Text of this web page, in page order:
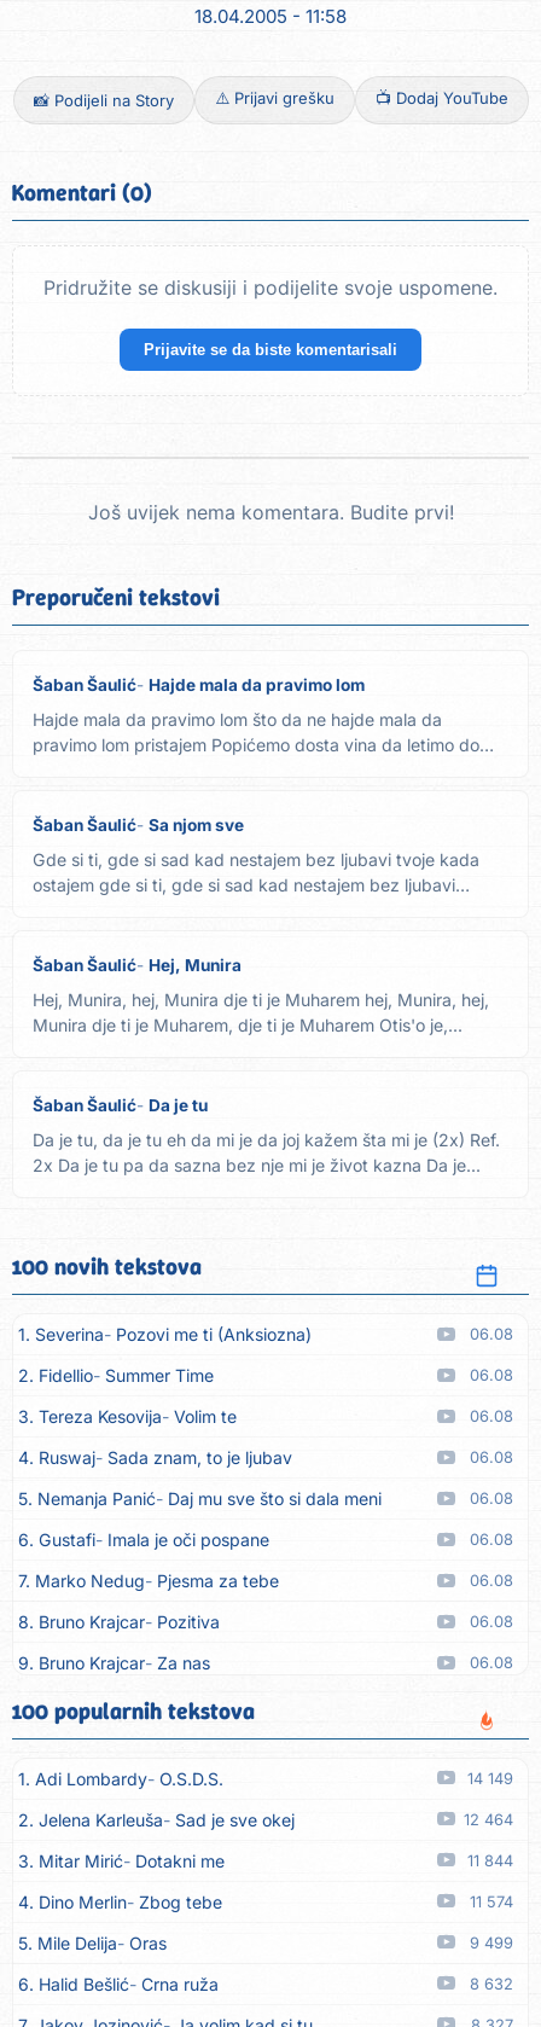
18.04.2005 - 11:58
📸 Podijeli na Story ⚠️ Prijavi grešku 📺 Dodaj YouTube
Komentari (0)
Pridružite se diskusiji i podijelite svoje uspomene.
Prijavite se da biste komentarisali
Još uvijek nema komentara. Budite prvi!
Preporučeni tekstovi
Šaban Šaulić Hajde mala da pravimo lom
Hajde mala da pravimo lom što da ne hajde mala da
pravimo lom pristajem Popićemo dosta vina da letimo do
Šaban Šaulić Sa njom sve
Gde si ti, gde si sad kad nestajem bez ljubavi tvoje kada
ostajem gde si ti, gde si sad kad nestajem bez ljubavi
Šaban Šaulić Hej, Munira
Hej, Munira, hej, Munira dje ti je Muharem hej, Munira, hej,
Munira dje ti je Muharem, dje ti je Muharem Otis'o je,...
Šaban Šaulić Da je tu
Da je tu, da je tu eh da mi je da joj kažem šta mi je (2x) Ref.
2x Da je tu pa da sazna bez nje mi je život kazna Da je...
100 novih tekstova
1. Severina Pozovi me ti (Anksiozna) 06.08
2. Fidellio Summer Time 06.08
3. Tereza Kesovija Volim te 06.08
4. Ruswaj Sada znam, to je ljubav 06.08
5. Nemanja Panić Daj mu sve što si dala meni 06.08
6. Gustafi Imala je oči pospane 06.08
7. Marko Nedug Pjesma za tebe 06.08
8. Bruno Krajcar Pozitiva 06.08
9. Bruno Krajcar Za nas 06.08
10. Tereza Kesovija Da li ću moći
11. Lidija Bačić Neka se vino toči (Nazdravlje) 06.08
12. Karin Kuljanić Nisi zavridel 06.08
13. Tamara Brusić Nigdi ni lipo ko doma 06.08
14. Tamara Brusić Biž´mo ća 06.08
15. Rusko Richie Bila si, bila 06.08
16. Rusko Richie Ti i ja 06.08
17. Azra Husarkić Ako treba 06.08
100 popularnih tekstova
1. Adi Lombardy O.S.D.S. 14 149
2. Jelena Karleuša Sad je sve okej 12 464
3. Mitar Mirić Dotakni me 11 844
4. Dino Merlin Zbog tebe 11 574
5. Mile Delija Oras 9 499
6. Halid Bešlić Crna ruža 8 632